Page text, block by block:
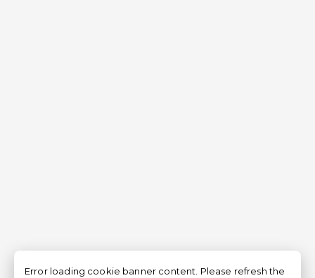
Error loading cookie banner content. Please refresh the